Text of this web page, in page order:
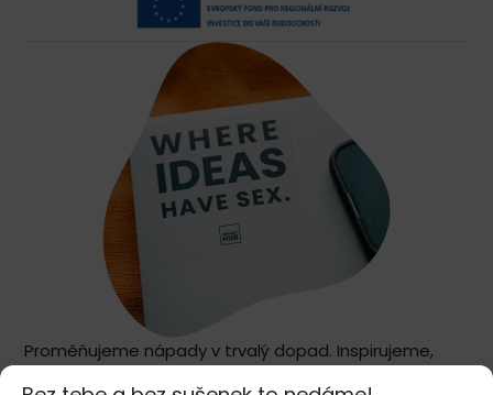
Proměňujeme nápady v trvalý dopad. Inspirujeme,